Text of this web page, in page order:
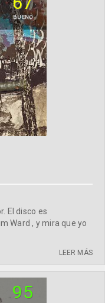
BUENO
El disco es
Ward , y mira que yo
LEER MÁS
95